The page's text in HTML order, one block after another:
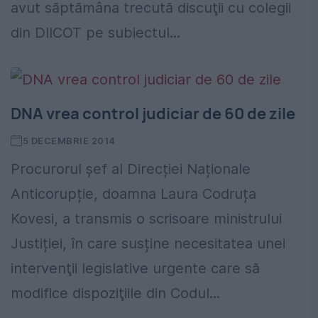
avut săptămâna trecută discuţii cu colegii
din DIICOT pe subiectul...
DNA vrea control judiciar de 60 de zile
5 DECEMBRIE 2014
Procurorul șef al Direcției Naționale
Anticorupție, doamna Laura Codruța
Kovesi, a transmis o scrisoare ministrului
Justiției, în care susține necesitatea unei
intervenţii legislative urgente care să
modifice dispoziţiile din Codul...